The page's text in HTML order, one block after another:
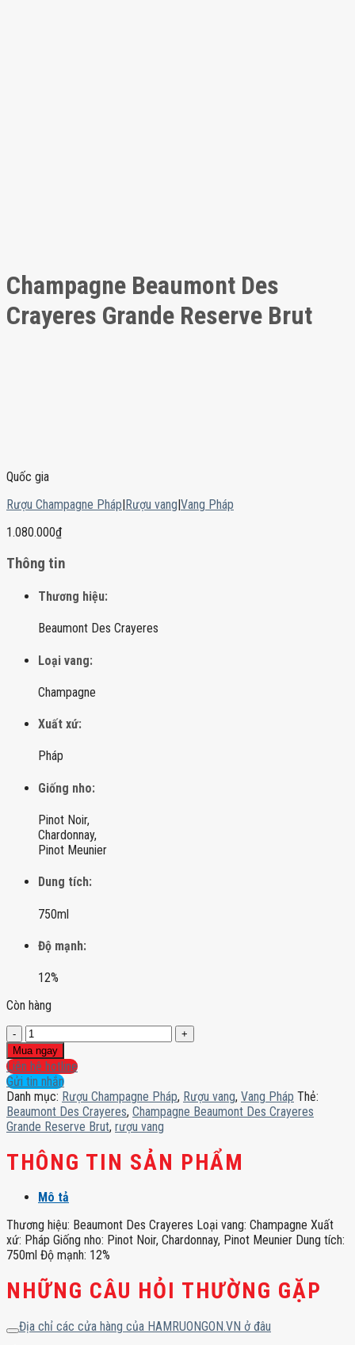
Champagne Beaumont Des
Crayeres Grande Reserve Brut
Quốc gia
Rượu Champagne Pháp|Rượu vang|Vang Pháp
1.080.000₫
Thông tin
Thương hiệu:
Beaumont Des Crayeres
Loại vang:
Champagne
Xuất xứ:
Pháp
Giống nho:
Pinot Noir,
Chardonnay,
Pinot Meunier
Dung tích:
750ml
Độ mạnh:
12%
Còn hàng
Champagne
Beaumont
Des
Crayeres
Grande
Reserve
Brut
số
lượng
Mua ngay
Liên hệ hotline
Gửi tin nhắn
Danh mục: Rượu Champagne Pháp, Rượu vang, Vang Pháp Thẻ:
Beaumont Des Crayeres, Champagne Beaumont Des Crayeres
Grande Reserve Brut, rượu vang
THÔNG TIN SẢN PHẨM
Mô tả
Thương hiệu: Beaumont Des Crayeres Loại vang: Champagne Xuất
xứ: Pháp Giống nho: Pinot Noir, Chardonnay, Pinot Meunier Dung tích:
750ml Độ mạnh: 12%
NHỮNG CÂU HỎI THƯỜNG GẶP
Địa chỉ các cửa hàng của HAMRUONGON.VN ở đâu